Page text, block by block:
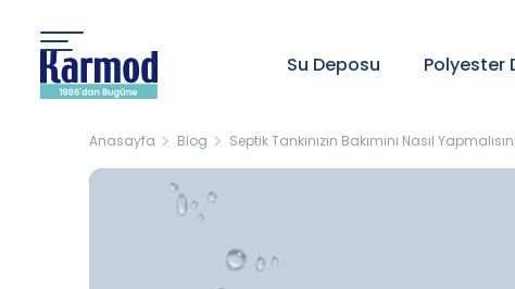
Su Deposu Polyester
Anasayfa Blog Septik Tankınızın Bakımını Nasıl